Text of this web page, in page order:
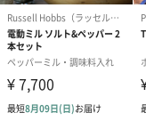
コットン巾着 【誕生
日】（グレー）M（550
円）